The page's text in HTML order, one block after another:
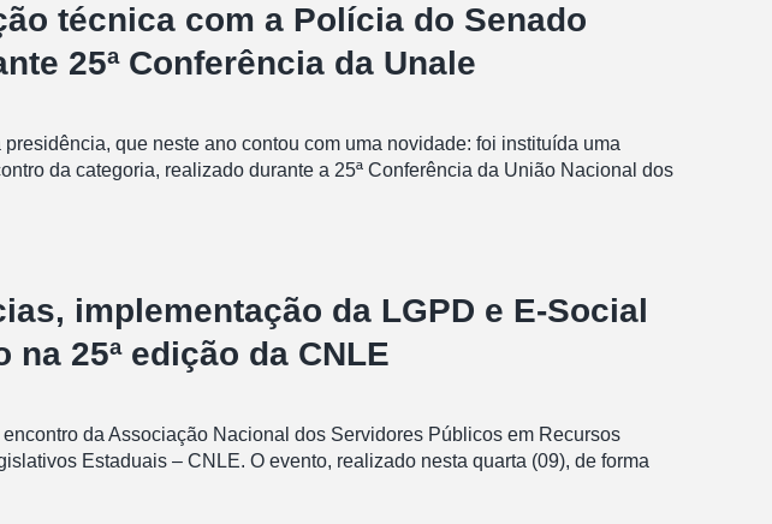
técnica com a Polícia do Senado
25ª Conferência da Unale
que neste ano contou com uma novidade: foi instituída uma
da categoria, realizado durante a 25ª Conferência da União Nacional dos
implementação da LGPD e E-Social
25ª edição da CNLE
da Associação Nacional dos Servidores Públicos em Recursos
Estaduais – CNLE. O evento, realizado nesta quarta (09), de forma